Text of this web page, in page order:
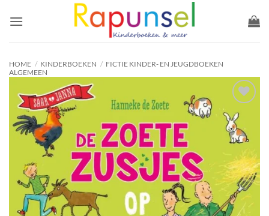
naar
HOME / KINDERBOEKEN / FICTIE KINDER- EN JEUGDBOEKEN
ALGEMEEN